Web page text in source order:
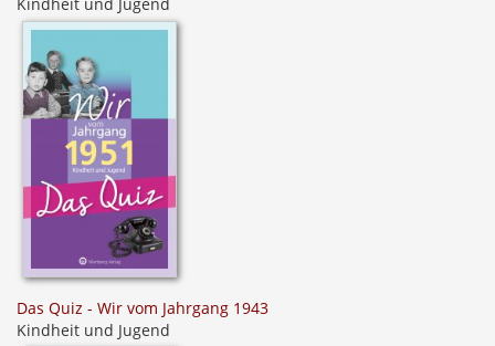
Das Quiz - Wir vom Jahrgang 1943
Kindheit und Jugend